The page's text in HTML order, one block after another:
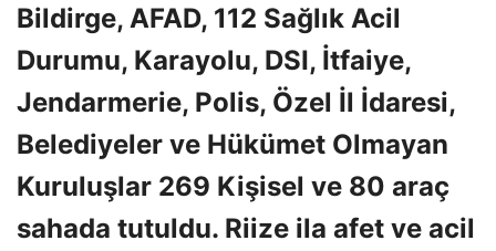
Bildirge, AFAD, 112 Sağlık Acil
Durumu, Karayolu, DSI, İtfaiye,
Jendarmerie, Polis, Özel İl İdaresi,
Belediyeler ve Hükümet Olmayan
Kuruluşlar 269 Kişisel ve 80 araç
sahada tutuldu. Riize ila afet ve acil